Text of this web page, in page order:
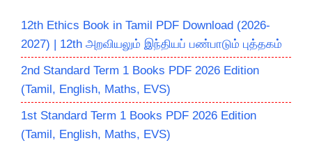
12th Ethics Book in Tamil PDF Download (2026-
2027) | 12th அறவியலும் இந்தியப் பண்பாடும் புத்தகம்
2nd Standard Term 1 Books PDF 2026 Edition
(Tamil, English, Maths, EVS)
1st Standard Term 1 Books PDF 2026 Edition
(Tamil, English, Maths, EVS)